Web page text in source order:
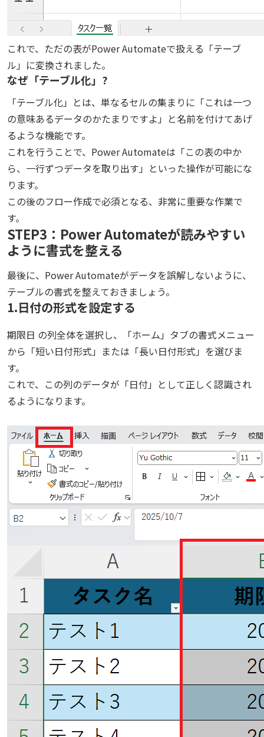
これで、ただの表がPower Automateで扱える「テーブ
ル」に変換されました。
なぜ「テーブル化」?
「テーブル化」とは、単なるセルの集まりに「これは一つ
の意味あるデータのかたまりですよ」と名前を付けてあげ
るような機能です。
これを行うことで、Power Automateは「この表の中か
ら、一行ずつデータを取り出す」といった操作が可能にな
ります。
この後のフロー作成で必須となる、非常に重要な作業で
す。
STEP3：Power Automateが読みやすい
ように書式を整える
最後に、Power Automateがデータを誤解しないように、
テーブルの書式を整えておきましょう。
1.日付の形式を設定する
期限日 の列全体を選択し、「ホーム」タブの書式メニュー
から「短い日付形式」または「長い日付形式」を選びま
す。
これで、この列のデータが「日付」として正しく認識され
るようになります。